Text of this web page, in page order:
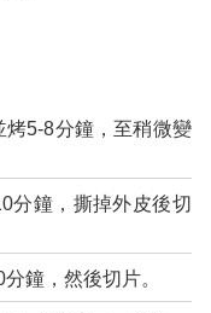
烤5-8分鐘，至稍微變
分鐘，撕掉外皮後切
鐘，然後切片。